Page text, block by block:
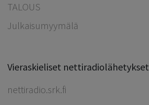
TALOUS
Julkaisumyymälä
Vieraskieliset nettiradiolähetykset
nettiradio.srk.fi